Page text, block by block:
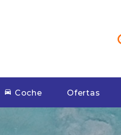
Coche Ofertas